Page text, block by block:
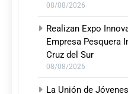
08/08/2026
Realizan Expo
Empresa Pesquera
Cruz del Sur
08/08/2026
La Unión de